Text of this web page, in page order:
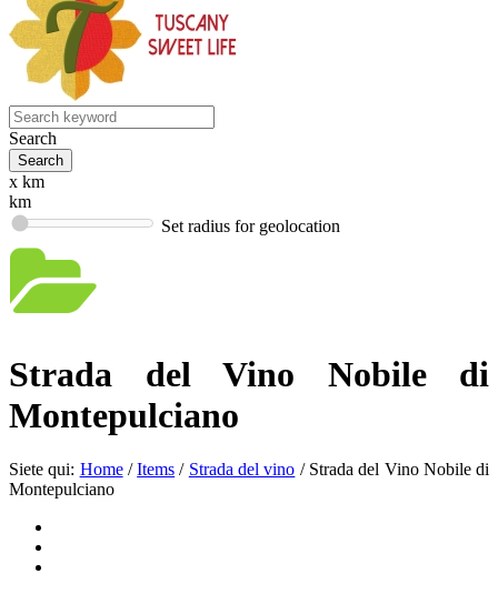
Search
x km
km
Set radius for geolocation
Strada del Vino Nobile di
Montepulciano
Siete qui: Home / Items / Strada del vino / Strada del Vino Nobile di
Montepulciano